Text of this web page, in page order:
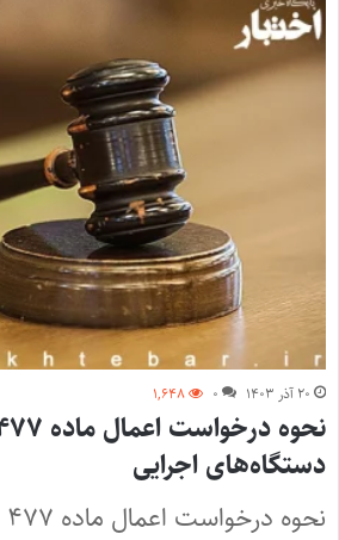
۲۰ آذر ۱۴۰۳ ۰ ۱,۶۴۸
دستگاه‌های اجرایی